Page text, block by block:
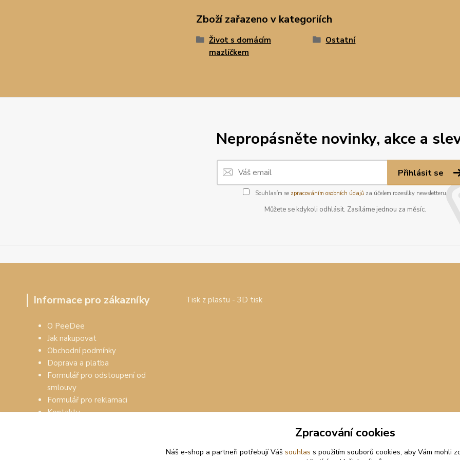
Zboží zařazeno v kategoriích
Život s domácím
mazlíčkem
Ostatní
Nepropásněte novinky, akce a
Přihlásit se
Souhlasím se zpracováním osobních údajůza účelem rozesílky newsletteru.
Můžete se kdykoli odhlásit. Zasíláme jednou za měsíc.
Informace pro zákazníky
O PeeDee
Jak nakupovat
Obchodní podmínky
Doprava a platba
Formulář pro odstoupení od
smlouvy
Formulář pro reklamaci
Kontakty
Tisk z plastu - 3D tisk
Zpracování cookies
Náš e-shop a partneři potřebují Váš souhlas s použitím souborů cookies, aby Vám mohli